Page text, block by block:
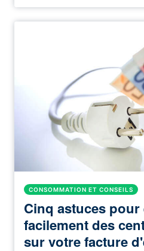
CONSOMMATION ET CONSEILS
Cinq astuces
facilement des
sur votre facture